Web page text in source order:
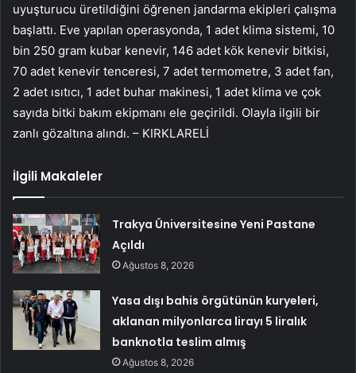
uyuşturucu üretildiğini öğrenen jandarma ekipleri çalışma
başlattı. Eve yapılan operasyonda, 1 adet klima sistemi, 10
bin 250 gram kubar kenevir, 146 adet kök kenevir bitkisi,
70 adet kenevir tenceresi, 7 adet termometre, 3 adet fan,
2 adet ısıtıcı, 1 adet buhar makinesi, 1 adet klima ve çok
sayıda bitki bakım ekipmanı ele geçirildi. Olayla ilgili bir
zanlı gözaltına alındı. – KIRKLARELİ
İlgili Makaleler
Trakya Üniversitesine Yeni Pastane
Açıldı
Ağustos 8, 2026
Yasa dışı bahis örgütünün kuryeleri,
aklanan milyonlarca lirayı 5 liralık
banknotla teslim almış
Ağustos 8, 2026